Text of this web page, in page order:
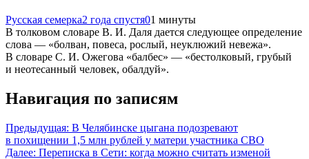
Русская семерка2 года спустя01 минуты
В толковом словаре В. И. Даля дается следующее определение
слова — «болван, повеса, рослый, неуклюжий невежа».
В словаре C. И. Ожегова «балбес» — «бестолковый, грубый
и неотесанный человек, обалдуй».
Навигация по записям
Предыдущая: В Челябинске цыгана подозревают
в похищении 1,5 млн рублей у матери участника СВО
Далее: Переписка в Сети: когда можно считать изменой